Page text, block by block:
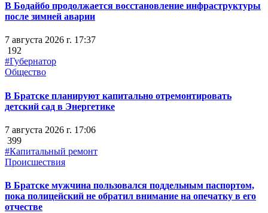
В Бодайбо продолжается восстановление инфраструктуры
после зимней аварии
7 августа 2026 г. 17:37
192
#Губернатор
Общество
В Братске планируют капитально отремонтировать
детский сад в Энергетике
7 августа 2026 г. 17:06
399
#Капитальный ремонт
Происшествия
В Братске мужчина пользовался поддельным паспортом,
пока полицейский не обратил внимание на опечатку в его
отчестве